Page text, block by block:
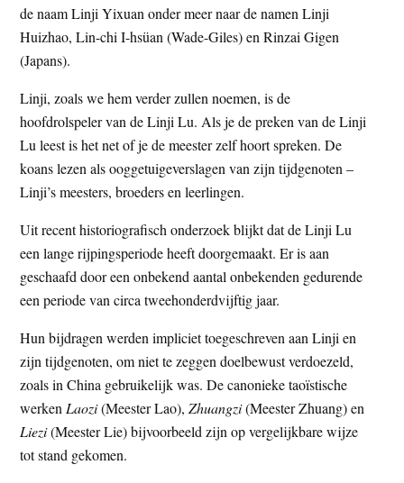
de naam Linji Yixuan onder meer naar de namen Linji
Huizhao, Lin-chi I-hsüan (Wade-Giles) en Rinzai Gigen
(Japans).
Linji, zoals we hem verder zullen noemen, is de
hoofdrolspeler van de Linji Lu. Als je de preken van de Linji
Lu leest is het net of je de meester zelf hoort spreken. De
koans lezen als ooggetuigeverslagen van zijn tijdgenoten –
Linji’s meesters, broeders en leerlingen.
Uit recent historiografisch onderzoek blijkt dat de Linji Lu
een lange rijpingsperiode heeft doorgemaakt. Er is aan
geschaafd door een onbekend aantal onbekenden gedurende
een periode van circa tweehonderdvijftig jaar.
Hun bijdragen werden impliciet toegeschreven aan Linji en
zijn tijdgenoten, om niet te zeggen doelbewust verdoezeld,
zoals in China gebruikelijk was. De canonieke taoïstische
werken Laozi(Meester Lao),Zhuangzi(Meester Zhuang) en
Liezi(Meester Lie) bijvoorbeeld zijn op vergelijkbare wijze
tot stand gekomen.